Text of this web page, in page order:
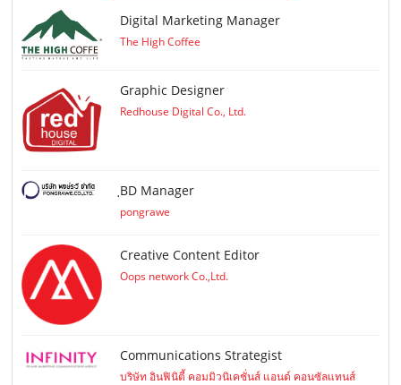
Digital Marketing Manager
The High Coffee
Graphic Designer
Redhouse Digital Co., Ltd.
ฺBD Manager
pongrawe
Creative Content Editor
Oops network Co.,Ltd.
Communications Strategist
บริษัท อินฟินิตี้ คอมมิวนิเคชั่นส์ แอนด์ คอนซัลแทนส์